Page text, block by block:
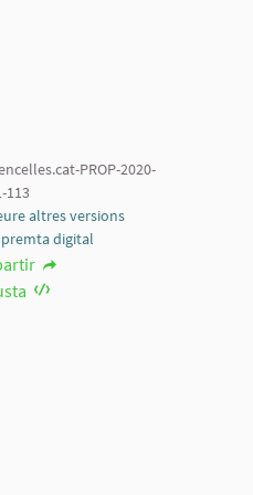
PROP-2020-
113
altres versions
digital